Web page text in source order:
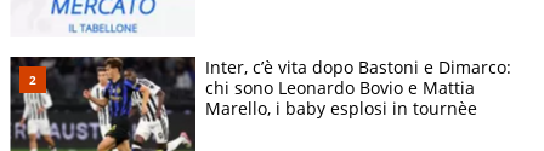
Inter, c’è vita dopo Bastoni e Dimarco:
chi sono Leonardo Bovio e Mattia
Marello, i baby esplosi in tournèe